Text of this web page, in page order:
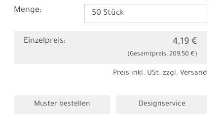
Menge:
Einzelpreis: 4,19 €
(Gesamtpreis: 209,50 € )
Preis inkl. USt. zzgl. Versand
Muster bestellen Designservice